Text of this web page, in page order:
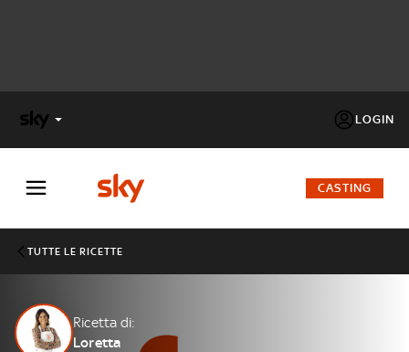
LOGIN
FACTOR
Cos’altro vedere:
CASTING
TUTTE LE RICETTE
Ricetta di:
Loretta